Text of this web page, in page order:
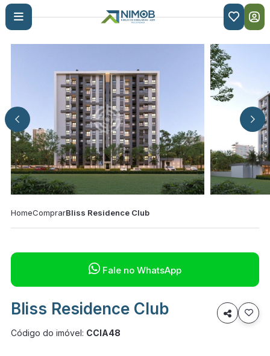

HomeComprarBliss Residence Club
 Fale no WhatsApp
Bliss Residence Club 
Código do imóvel: CCIA48